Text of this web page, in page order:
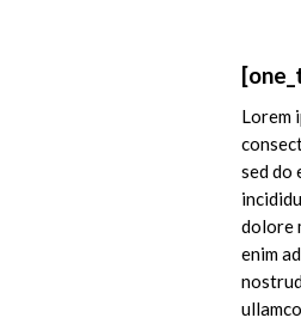
Lorem
sed do
dolore
enim